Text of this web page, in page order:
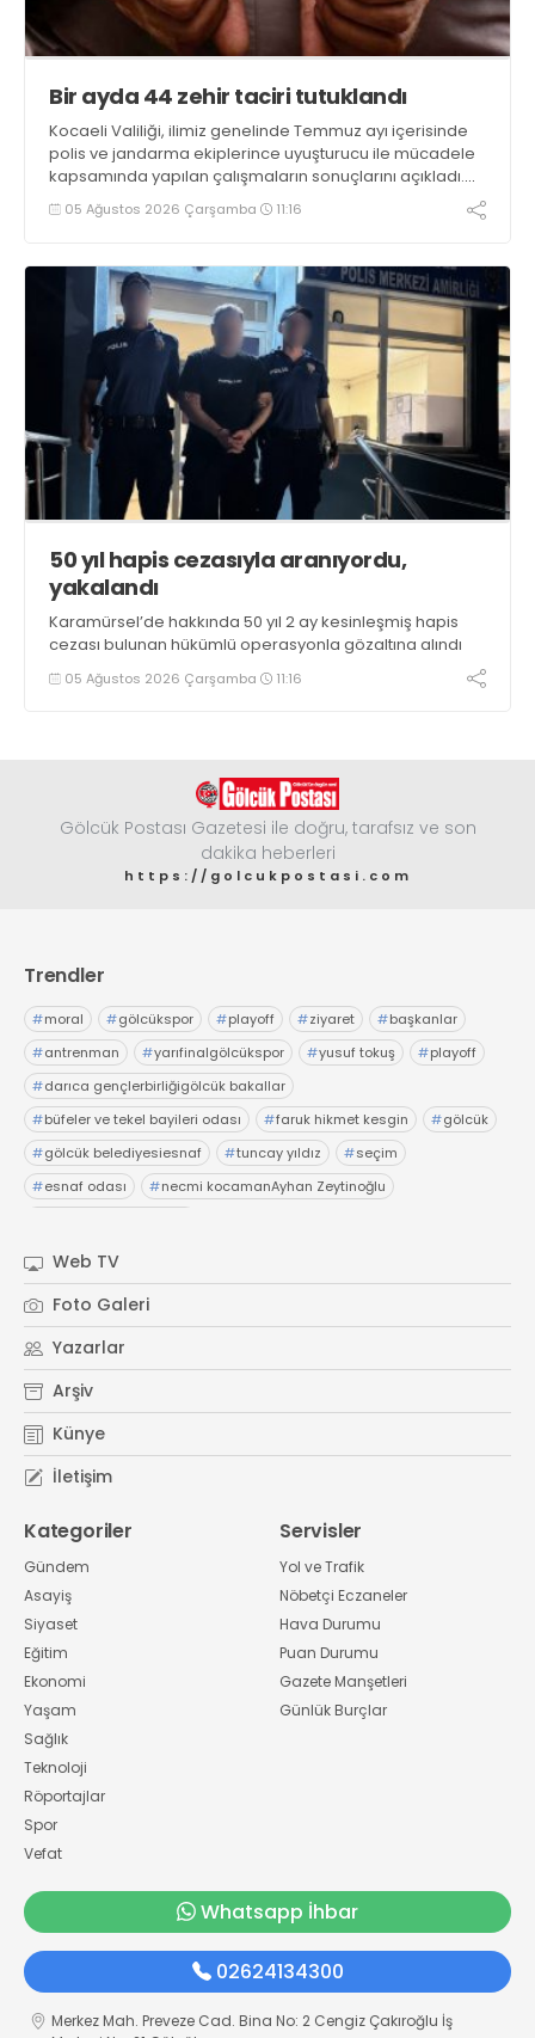
Bir ayda 44 zehir taciri tutuklandı
Kocaeli Valiliği, ilimiz genelinde Temmuz ayı içerisinde
polis ve jandarma ekiplerince uyuşturucu ile mücadele
kapsamında yapılan çalışmaların sonuçlarını açıkladı.
Çalışmalar sonucunda uyuşturucu ve uyarıcı madde
kullanan, ticaretini ve sevkiyatını yapan 44 şahıs
05 Ağustos 2026 Çarşamba 11:16
50 yıl hapis cezasıyla aranıyordu,
yakalandı
Karamürsel’de hakkında 50 yıl 2 ay kesinleşmiş hapis
cezası bulunan hükümlü operasyonla gözaltına alındı
05 Ağustos 2026 Çarşamba 11:16
Gölcük Postası Gazetesi ile doğru, tarafsız ve son
dakika heberleri
https://golcukpostasi.com
Trendler
#moral #gölcükspor #playoff #ziyaret #başkanlar
#antrenman #yarıfinalgölcükspor #yusuf tokuş #playoff
#darıca gençlerbirliğigölcük bakallar
#büfeler ve tekel bayileri odası #faruk hikmet kesgin #gölcük
#gölcük belediyesiesnaf #tuncay yıldız #seçim
#esnaf odası #necmi kocamanAyhan Zeytinoğlu
Web TV
Foto Galeri
Yazarlar
Arşiv
Künye
İletişim
Kategoriler
Gündem
Asayiş
Siyaset
Eğitim
Ekonomi
Yaşam
Sağlık
Teknoloji
Röportajlar
Spor
Vefat
Servisler
Yol ve Trafik
Nöbetçi Eczaneler
Hava Durumu
Puan Durumu
Gazete Manşetleri
Günlük Burçlar
Whatsapp İhbar
02624134300
Merkez Mah. Preveze Cad. Bina No: 2 Cengiz Çakıroğlu İş